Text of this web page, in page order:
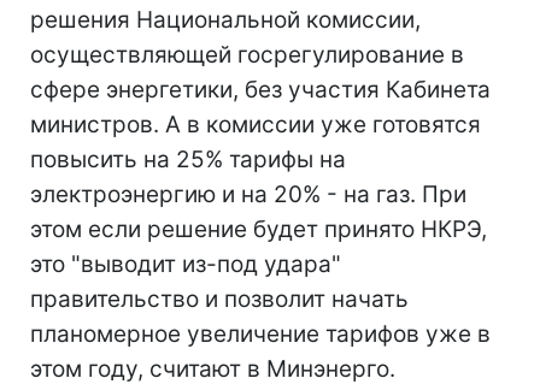
решения Национальной комиссии,
осуществляющей госрегулирование в
сфере энергетики, без участия Кабинета
министров. А в комиссии уже готовятся
повысить на 25% тарифы на
электроэнергию и на 20% - на газ. При
этом если решение будет принято НКРЭ,
это "выводит из-под удара"
правительство и позволит начать
планомерное увеличение тарифов уже в
этом году, считают в Минэнерго.